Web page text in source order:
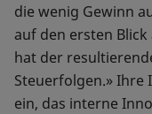
die wenig Gewinn
auf den ersten
hat der
Steuerfolgen.» Ihre
ein, das interne